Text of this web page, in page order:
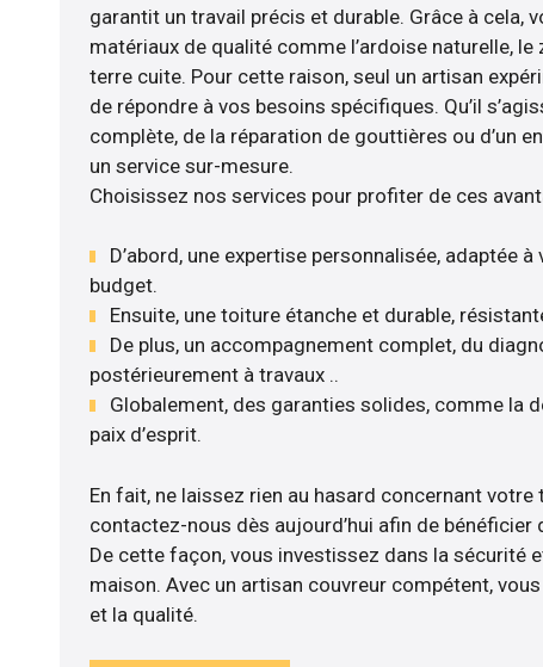
garantit un travail précis et durable. Grâce à cela,
matériaux de qualité comme l’ardoise naturelle, le
terre cuite. Pour cette raison, seul un artisan
de répondre à vos besoins spécifiques. Qu’il
complète, de la réparation de gouttières ou d’un
un service sur-mesure.
Choisissez nos services pour profiter de ces
D’abord, une expertise personnalisée, adaptée
budget.
Ensuite, une toiture étanche et durable,
De plus, un accompagnement complet, du
postérieurement à travaux ..
Globalement, des garanties solides, comme la
paix d’esprit.
En fait, ne laissez rien au hasard concernant votre
contactez-nous dès aujourd’hui afin de bénéficier
De cette façon, vous investissez dans la sécurité
maison. Avec un artisan couvreur compétent,
et la qualité.